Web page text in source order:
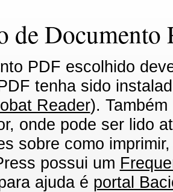
de
PDF escolhido
tenha sido
Reader).
onde pode ser lido
sobre como
possui um
ajuda é portal